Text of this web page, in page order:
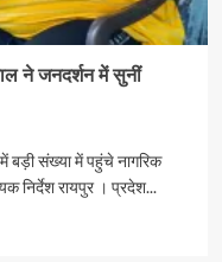
ने जनदर्शन में सुनीं
बड़ी संख्या में पहुंचे नागरिक
निर्देश रायपुर । प्रदेश...